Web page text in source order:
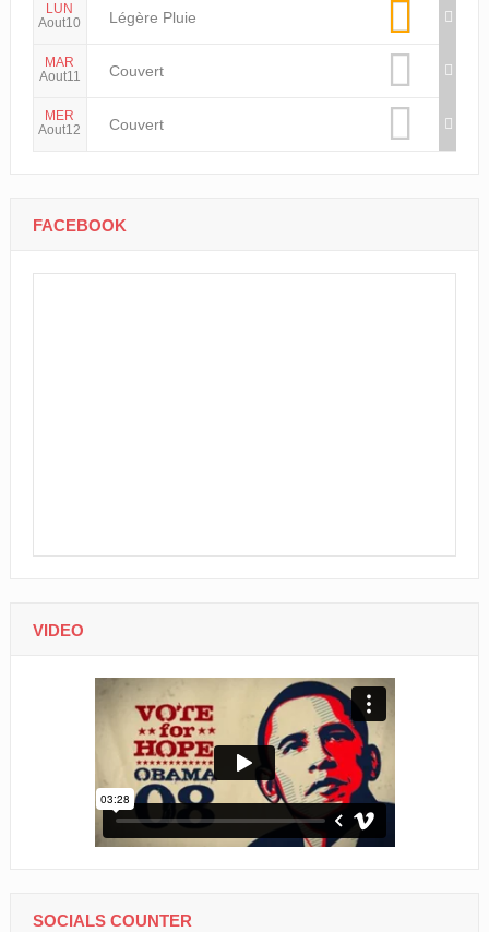
LUN
Aout10
Légère Pluie
MAR
Aout11
Couvert
MER
Aout12
Couvert
FACEBOOK
VIDEO
SOCIALS COUNTER